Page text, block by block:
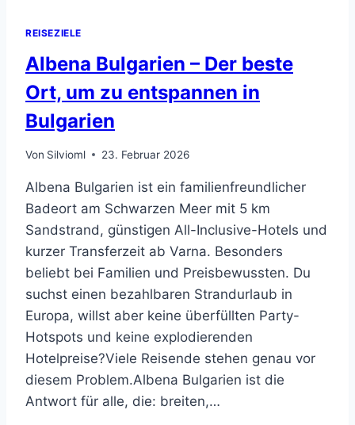
REISEZIELE
Albena Bulgarien – Der beste
Ort, um zu entspannen in
Bulgarien
Von Silvioml 23. Februar 2026
Albena Bulgarien ist ein familienfreundlicher
Badeort am Schwarzen Meer mit 5 km
Sandstrand, günstigen All-Inclusive-Hotels und
kurzer Transferzeit ab Varna. Besonders
beliebt bei Familien und Preisbewussten. Du
suchst einen bezahlbaren Strandurlaub in
Europa, willst aber keine überfüllten Party-
Hotspots und keine explodierenden
Hotelpreise?Viele Reisende stehen genau vor
diesem Problem.Albena Bulgarien ist die
Antwort für alle, die: breiten,…